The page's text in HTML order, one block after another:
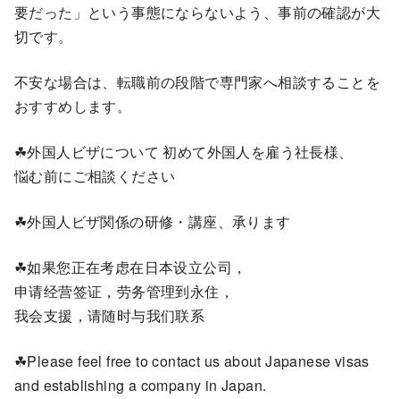
要だった」という事態にならないよう、事前の確認が大
切です。
不安な場合は、転職前の段階で専門家へ相談することを
おすすめします。
☘外国人ビザについて 初めて外国人を雇う社長様、
悩む前にご相談ください
☘外国人ビザ関係の研修・講座、承ります
☘如果您正在考虑在日本设立公司，
申请经营签证，劳务管理到永住，
我会支援，请随时与我们联系
☘Please feel free to contact us about Japanese visas
and establishing a company in Japan.